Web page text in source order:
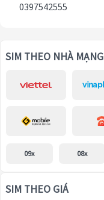
0397542555
SIM THEO NHÀ MẠNG
09x 08x
SIM THEO GIÁ